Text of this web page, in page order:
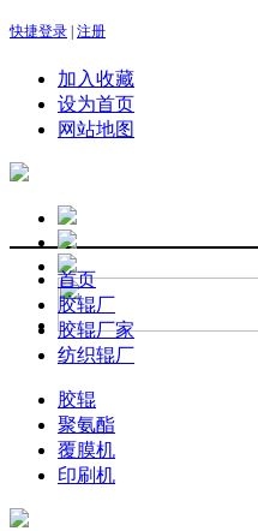
快捷登录 注册
加入收藏
设为首页
网站地图
首页
胶辊厂
胶辊厂家
纺织辊厂
胶辊
聚氨酯
覆膜机
印刷机